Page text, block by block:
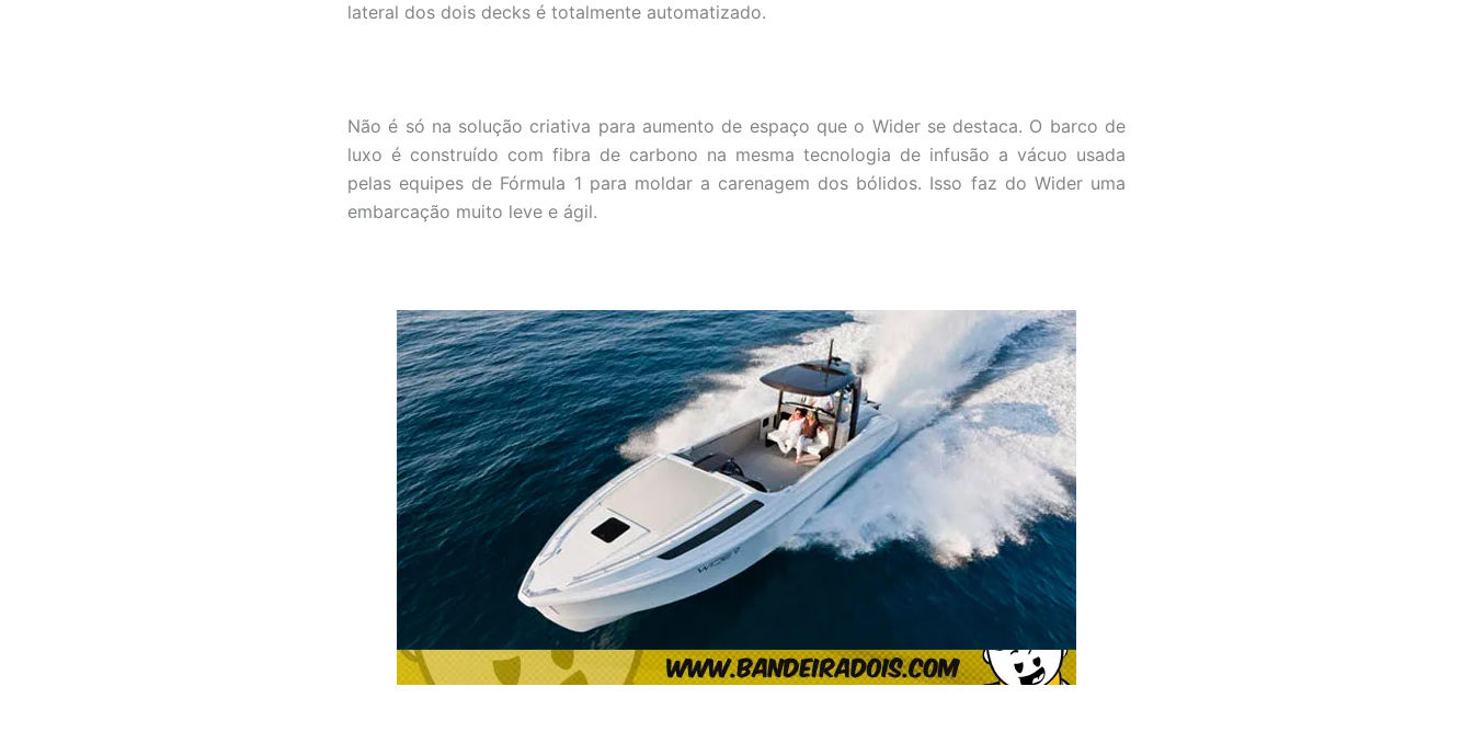
lateral dos dois decks é totalmente automatizado.
Não é só na solução criativa para aumento de espaço que o Wider se destaca. O barco de
luxo é construído com fibra de carbono na mesma tecnologia de infusão a vácuo usada
pelas equipes de Fórmula 1 para moldar a carenagem dos bólidos. Isso faz do Wider uma
embarcação muito leve e ágil.